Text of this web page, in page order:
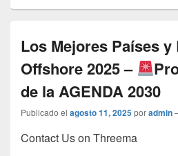
Los Mejores Países y
Offshore 2025 –
de la AGENDA 2030
Publicado el agosto 11, 2025poradmin
Contact Us on Threema